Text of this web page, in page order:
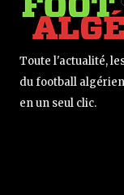
Toute l'actualité,
du football
en un seul clic.